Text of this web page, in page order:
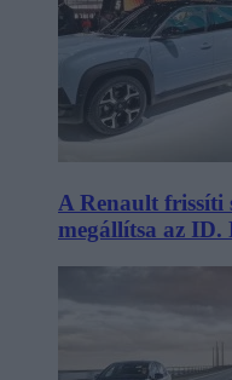
A Renault frissíti
megállítsa az ID.